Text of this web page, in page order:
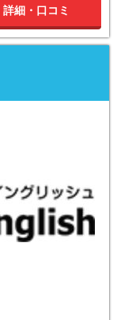
詳細・口コミ